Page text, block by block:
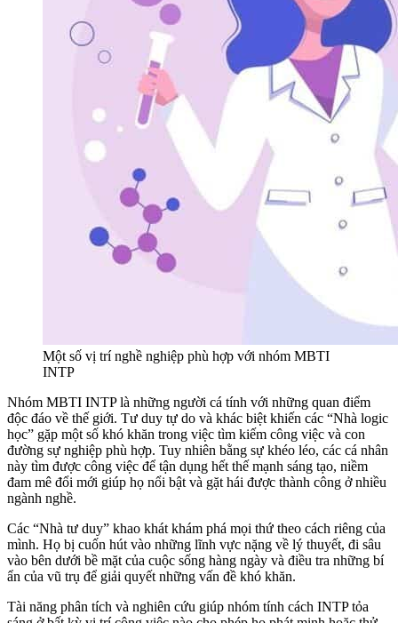
Một số vị trí nghề nghiệp phù hợp với nhóm MBTI
INTP
Nhóm MBTI INTP là những người cá tính với những quan điểm
độc đáo về thế giới. Tư duy tự do và khác biệt khiến các “Nhà logic
học” gặp một số khó khăn trong việc tìm kiếm công việc và con
đường sự nghiệp phù hợp. Tuy nhiên bằng sự khéo léo, các cá nhân
này tìm được công việc để tận dụng hết thế mạnh sáng tạo, niềm
đam mê đổi mới giúp họ nổi bật và gặt hái được thành công ở nhiều
ngành nghề.
Các “Nhà tư duy” khao khát khám phá mọi thứ theo cách riêng của
mình. Họ bị cuốn hút vào những lĩnh vực nặng về lý thuyết, đi sâu
vào bên dưới bề mặt của cuộc sống hàng ngày và điều tra những bí
ẩn của vũ trụ để giải quyết những vấn đề khó khăn.
Tài năng phân tích và nghiên cứu giúp nhóm tính cách INTP tỏa